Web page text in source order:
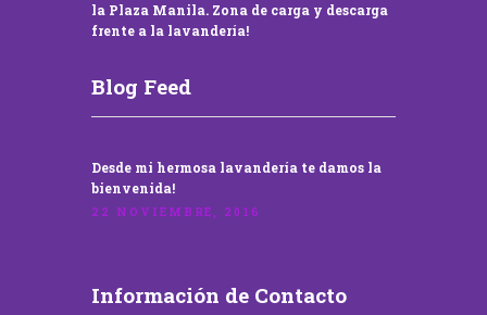
la Plaza Manila. Zona de carga y descarga
frente a la lavandería!
Blog Feed
Desde mi hermosa lavandería te damos la
bienvenida!
22 NOVIEMBRE, 2016
Información de Contacto